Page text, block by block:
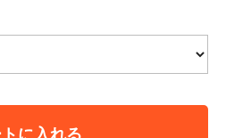
に入れる